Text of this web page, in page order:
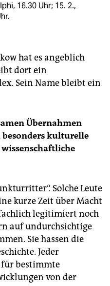
16.30 Uhr; 15. 2.,
hat es angeblich
dort ein
Sein Name bleibt ein
Übernahmen
besonders kulturelle
Solche Leute
kurze Zeit über Macht
legitimiert noch
auf undurchsichtige
Sie hassen die
Jeder
für bestimmte
von der